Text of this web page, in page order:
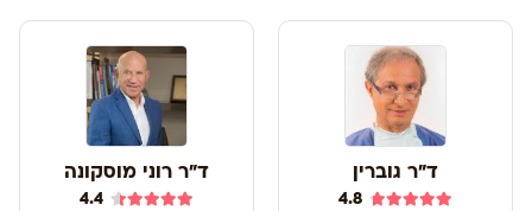
ד"ר גוברין
4.8
ד"ר רוני מוסקונה
4.4